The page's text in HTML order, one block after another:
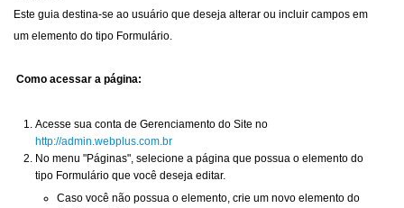
Este guia destina-se ao usuário que deseja alterar ou incluir campos em
um elemento do tipo Formulário.
Como acessar a página:
Acesse sua conta de Gerenciamento do Site no
http://admin.webplus.com.br
No menu "Páginas", selecione a página que possua o elemento do
tipo Formulário que você deseja editar.
Caso você não possua o elemento, crie um novo elemento do